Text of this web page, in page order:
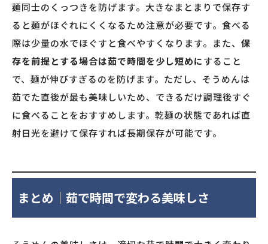
麺同士のくっつきを防げます。大きなまとまりで保存す
ると麺がほぐれにくくなるため注意が必要です。食べる
際は少量の水でほぐすと食べやすくなります。また、 保
存を前提とする場合は茹で時間を少し短めにすること
で、麺が伸びすぎるのを防げます。ただし、そうめんは
茹でた直後が最も美味しいため、できるだけ調理後すぐ
に食べることをおすすめします。乾麺の状態であれば直
射日光を避けて保存すれば長期保存が可能です。
まとめ｜茹で時間で変わる美味しさ